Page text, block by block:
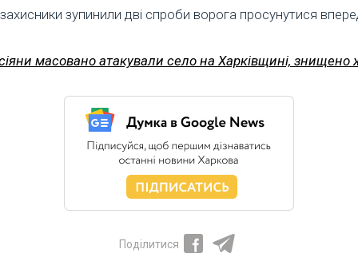
зупинили дві спроби ворога просунутися
масовано атакували село на Харківщині, знищено
Поділитися